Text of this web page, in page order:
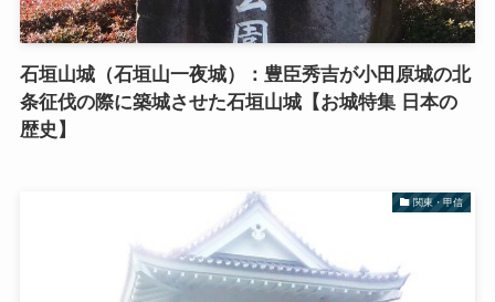
石垣山城（石垣山一夜城）：豊臣秀吉が小田原城の北
条征伐の際に築城させた石垣山城【お城特集 日本の
歴史】
関東・甲信